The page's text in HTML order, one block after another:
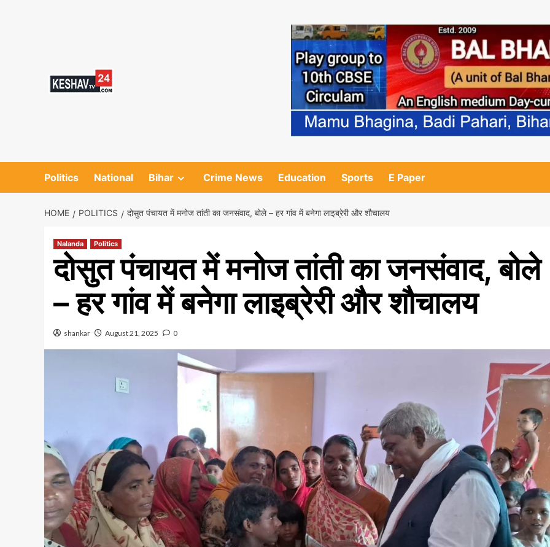
Politics National Bihar Crime News Education Sports E Paper
HOME POLITICS दोसुत पंचायत में मनोज तांती का जनसंवाद, बोले – हर गांव में बनेगा लाइब्रेरी और शौचालय
Nalanda Politics
दोसुत पंचायत में मनोज तांती का जनसंवाद, बोले
– हर गांव में बनेगा लाइब्रेरी और शौचालय
shankar August 21, 2025 0